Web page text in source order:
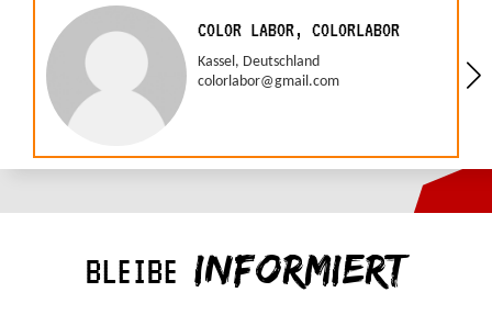
COLOR LABOR, COLORLABOR
Kassel, Deutschland
colorlabor@gmail.com
BLEIBE INFORMIERT